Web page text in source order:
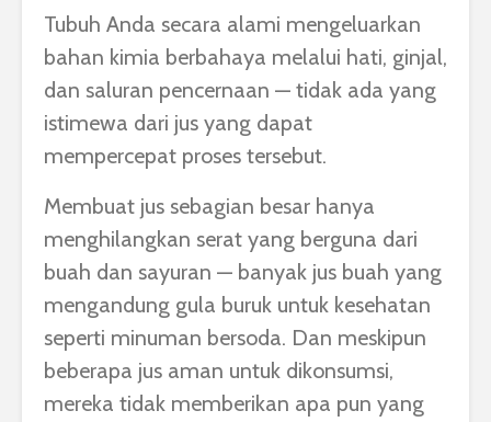
Tubuh Anda secara alami mengeluarkan
bahan kimia berbahaya melalui hati, ginjal,
dan saluran pencernaan — tidak ada yang
istimewa dari jus yang dapat
mempercepat proses tersebut.
Membuat jus sebagian besar hanya
menghilangkan serat yang berguna dari
buah dan sayuran — banyak jus buah yang
mengandung gula buruk untuk kesehatan
seperti minuman bersoda. Dan meskipun
beberapa jus aman untuk dikonsumsi,
mereka tidak memberikan apa pun yang